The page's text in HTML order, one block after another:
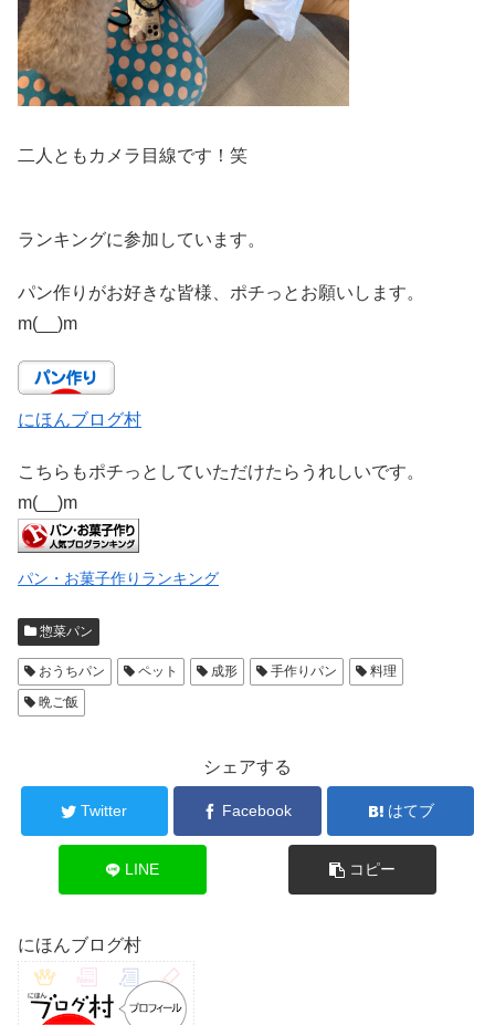
二人ともカメラ目線です！笑
ランキングに参加しています。
パン作りがお好きな皆様、ポチっとお願いします。
m(__)m
にほんブログ村
こちらもポチっとしていただけたらうれしいです。
m(__)m
パン・お菓子作りランキング
惣菜パン
おうちパン ペット 成形 手作りパン
料理
晩ご飯
シェアする
Twitter Facebook はてブ
LINE コピー
にほんブログ村